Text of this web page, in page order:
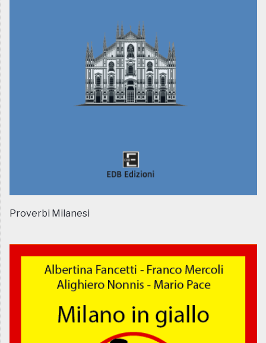
Proverbi Milanesi